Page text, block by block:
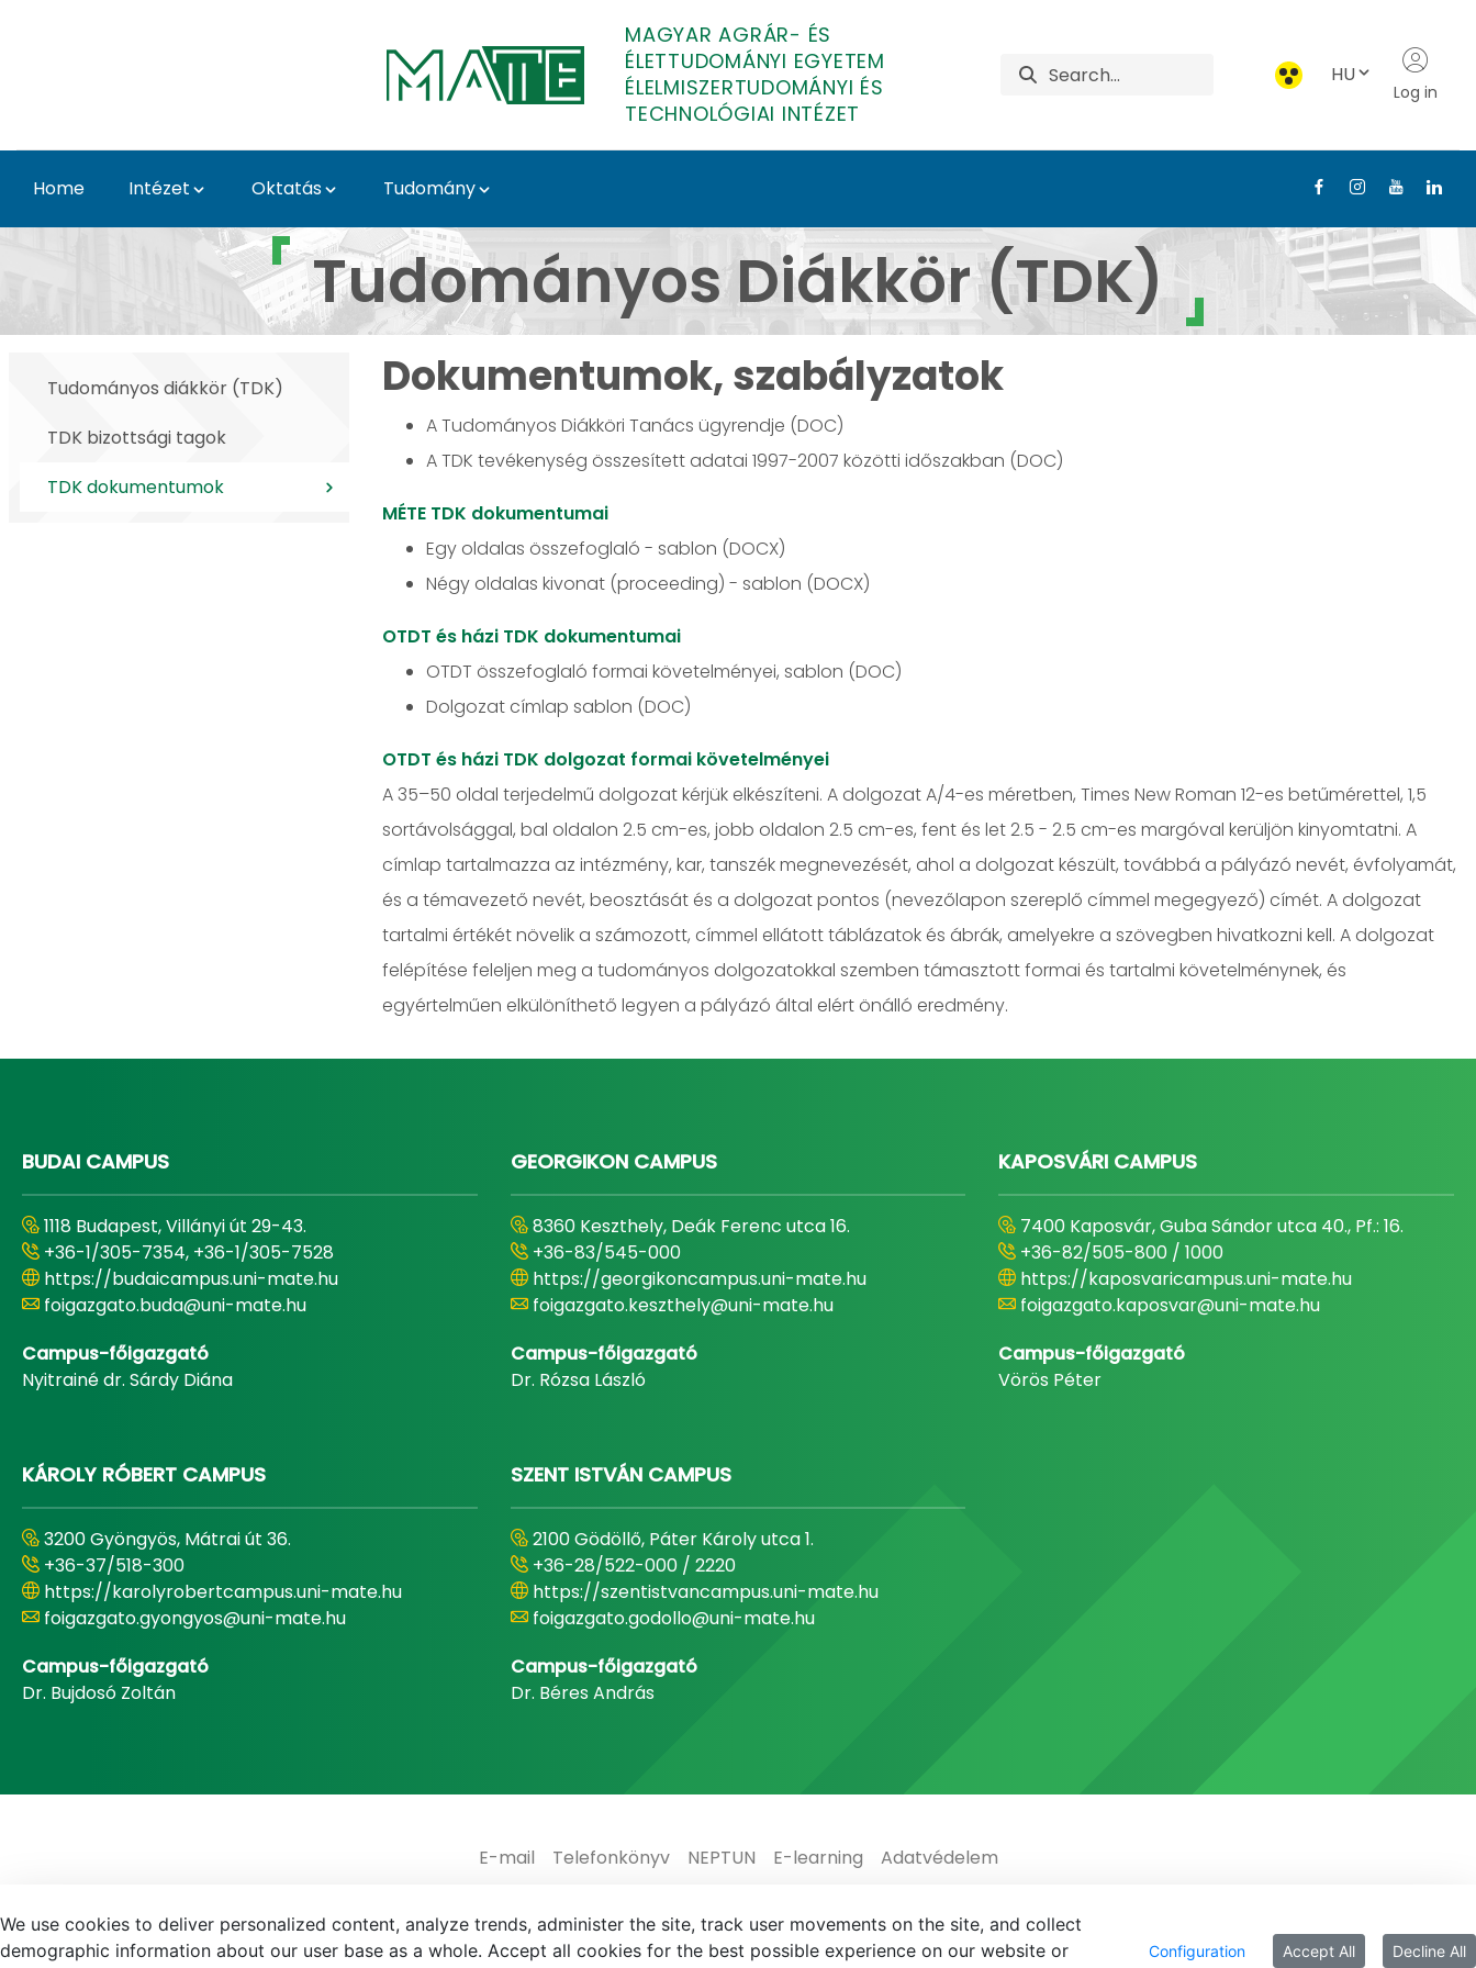
MAGYAR AGRÁR- ÉS
ÉLETTUDOMÁNYI EGYETEM
ÉLELMISZERTUDOMÁNYI ÉS
TECHNOLÓGIAI INTÉZET
HU
Log in
Home Intézet Oktatás Tudomány
TDK dokumentumok - Élelmiszertudományi és Technológiai
Tudományos Diákkör (TDK)
Tudományos diákkör (TDK)
TDK bizottsági tagok
TDK dokumentumok
Dokumentumok, szabályzatok
A Tudományos Diákköri Tanács ügyrendje (DOC)
A TDK tevékenység összesített adatai 1997-2007 közötti időszakban (DOC)
MÉTE TDK dokumentumai
Egy oldalas összefoglaló - sablon (DOCX)
Négy oldalas kivonat (proceeding) - sablon (DOCX)
OTDT és házi TDK dokumentumai
OTDT összefoglaló formai követelményei, sablon (DOC)
Dolgozat címlap sablon (DOC)
OTDT és házi TDK dolgozat formai követelményei
A 35–50 oldal terjedelmű dolgozat kérjük elkészíteni. A dolgozat A/4-es méretben, Times New Roman 12-es betűmérettel, 1,5
sortávolsággal, bal oldalon 2.5 cm-es, jobb oldalon 2.5 cm-es, fent és let 2.5 - 2.5 cm-es margóval kerüljön kinyomtatni. A
címlap tartalmazza az intézmény, kar, tanszék megnevezését, ahol a dolgozat készült, továbbá a pályázó nevét, évfolyamát,
és a témavezető nevét, beosztását és a dolgozat pontos (nevezőlapon szereplő címmel megegyező) címét. A dolgozat
tartalmi értékét növelik a számozott, címmel ellátott táblázatok és ábrák, amelyekre a szövegben hivatkozni kell. A dolgozat
felépítése feleljen meg a tudományos dolgozatokkal szemben támasztott formai és tartalmi követelménynek, és
egyértelműen elkülöníthető legyen a pályázó által elért önálló eredmény.
BUDAI CAMPUS
1118 Budapest, Villányi út 29-43.
+36-1/305-7354, +36-1/305-7528
https://budaicampus.uni-mate.hu
foigazgato.buda@uni-mate.hu
Campus-főigazgató
Nyitrainé dr. Sárdy Diána
GEORGIKON CAMPUS
8360 Keszthely, Deák Ferenc utca 16.
+36-83/545-000
https://georgikoncampus.uni-mate.hu
foigazgato.keszthely@uni-mate.hu
Campus-főigazgató
Dr. Rózsa László
KAPOSVÁRI CAMPUS
7400 Kaposvár, Guba Sándor utca 40., Pf.: 16.
+36-82/505-800 / 1000
https://kaposvaricampus.uni-mate.hu
foigazgato.kaposvar@uni-mate.hu
Campus-főigazgató
Vörös Péter
KÁROLY RÓBERT CAMPUS
3200 Gyöngyös, Mátrai út 36.
+36-37/518-300
https://karolyrobertcampus.uni-mate.hu
foigazgato.gyongyos@uni-mate.hu
Campus-főigazgató
Dr. Bujdosó Zoltán
SZENT ISTVÁN CAMPUS
2100 Gödöllő, Páter Károly utca 1.
+36-28/522-000 / 2220
https://szentistvancampus.uni-mate.hu
foigazgato.godollo@uni-mate.hu
Campus-főigazgató
Dr. Béres András
E-mail Telefonkönyv NEPTUN E-learning Adatvédelem
We use cookies to deliver personalized content, analyze trends, administer the site, track user movements on the site, and collect
demographic information about our user base as a whole. Accept all cookies for the best possible experience on our website or
Configuration Accept All Decline All